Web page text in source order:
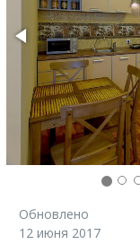
Обновлено
12 июня 2017